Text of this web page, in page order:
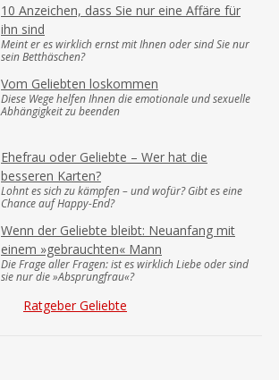
10 Anzeichen, dass Sie nur eine Affäre für
ihn sind
Meint er es wirklich ernst mit Ihnen oder sind Sie nur
sein Betthäschen?
Vom Geliebten loskommen
Diese Wege helfen Ihnen die emotionale und sexuelle
Abhängigkeit zu beenden
Ehefrau oder Geliebte – Wer hat die
besseren Karten?
Lohnt es sich zu kämpfen – und wofür? Gibt es eine
Chance auf Happy-End?
Wenn der Geliebte bleibt: Neuanfang mit
einem »gebrauchten« Mann
Die Frage aller Fragen: ist es wirklich Liebe oder sind
sie nur die »Absprungfrau«?
Ratgeber Geliebte